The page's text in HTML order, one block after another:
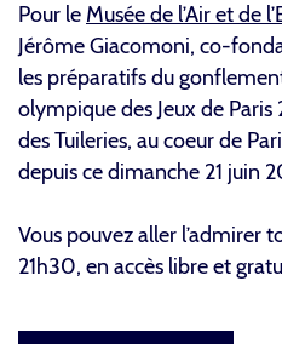
Pour le Musée de l’Air et de
Jérôme Giacomoni, co-
les préparatifs du
olympique des Jeux de
des Tuileries, au coeur de
depuis ce dimanche 21 juin
Vous pouvez aller l’admirer
21h30, en accès libre et